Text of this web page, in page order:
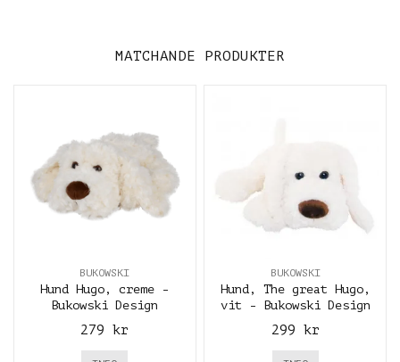
MATCHANDE PRODUKTER
BUKOWSKI
Hund Hugo, creme -
Bukowski Design
279 kr
BUKOWSKI
Hund, The great Hugo,
vit - Bukowski Design
299 kr